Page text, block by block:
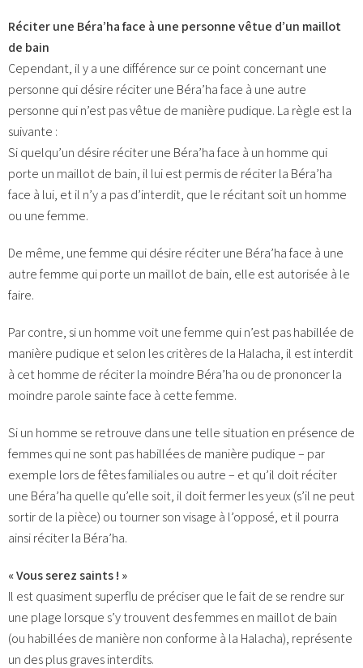
Réciter une Béra’ha face à une personne vêtue d’un maillot
de bain
Cependant, il y a une différence sur ce point concernant une
personne qui désire réciter une Béra’ha face à une autre
personne qui n’est pas vêtue de manière pudique. La règle est la
suivante :
Si quelqu’un désire réciter une Béra’ha face à un homme qui
porte un maillot de bain, il lui est permis de réciter la Béra’ha
face à lui, et il n’y a pas d’interdit, que le récitant soit un homme
ou une femme.
De même, une femme qui désire réciter une Béra’ha face à une
autre femme qui porte un maillot de bain, elle est autorisée à le
faire.
Par contre, si un homme voit une femme qui n’est pas habillée de
manière pudique et selon les critères de la Halacha, il est interdit
à cet homme de réciter la moindre Béra’ha ou de prononcer la
moindre parole sainte face à cette femme.
Si un homme se retrouve dans une telle situation en présence de
femmes qui ne sont pas habillées de manière pudique – par
exemple lors de fêtes familiales ou autre – et qu’il doit réciter
une Béra’ha quelle qu’elle soit, il doit fermer les yeux (s’il ne peut
sortir de la pièce) ou tourner son visage à l’opposé, et il pourra
ainsi réciter la Béra’ha.
« Vous serez saints ! »
Il est quasiment superflu de préciser que le fait de se rendre sur
une plage lorsque s’y trouvent des femmes en maillot de bain
(ou habillées de manière non conforme à la Halacha), représente
un des plus graves interdits.